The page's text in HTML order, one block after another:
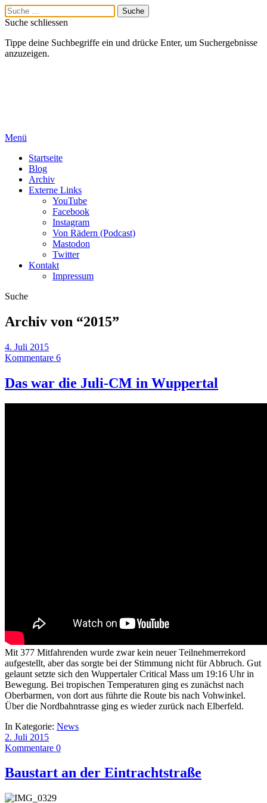
Suche schliessen
Tippe deine Suchbegriffe ein und drücke Enter, um Suchergebnisse
anzuzeigen.
Menü
Startseite
Blog
Archiv
Externe Links
YouTube
Facebook
Instagram
Von Rädern (Podcast)
Mastodon
Twitter
Kontakt
Impressum
Suche
Archiv von “2015”
4. Juli 2015
Kommentare 6
Das war die Juli-CM in Wuppertal
Mit 377 Mitfahrenden wurde zwar kein neuer Teilnehmerrekord
aufgestellt, aber das sorgte bei der Stimmung nicht für Abbruch. Gut
gelaunt setzte sich den Wuppertaler Critical Mass um 19:16 Uhr in
Bewegung. Bei tropischen Temperaturen ging es zunächst nach
Oberbarmen, von dort aus führte die Route bis nach Vohwinkel.
Über die Nordbahntrasse ging es wieder zurück nach Elberfeld.
In Kategorie: News
2. Juli 2015
Kommentare 0
Baustart an der Eintrachtstraße